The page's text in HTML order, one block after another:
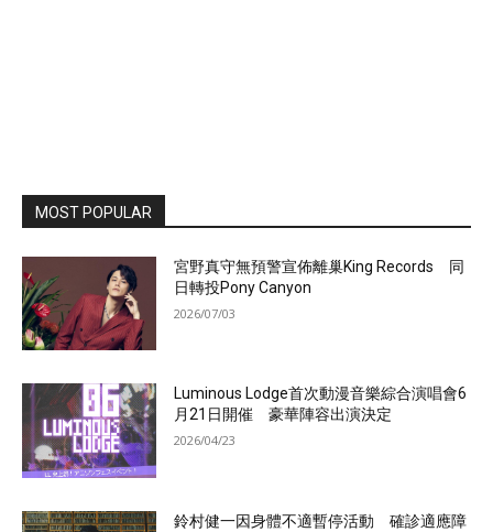
MOST POPULAR
宮野真守無預警宣佈離巢King Records 同
日轉投Pony Canyon
2026/07/03
Luminous Lodge首次動漫音樂綜合演唱會6
月21日開催 豪華陣容出演決定
2026/04/23
鈴村健一因身體不適暫停活動 確診適應障